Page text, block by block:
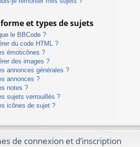
et types de sujets
le BBCode ?
du code HTML ?
émoticônes ?
des images ?
annonces générales ?
annonces ?
notes ?
sujets verrouillés ?
icônes de sujet ?
de connexion et d’inscription